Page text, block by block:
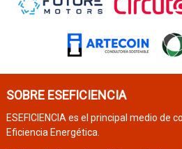
SOBRE ESEFICIENCIA
ESEFICIENCIA es el principal medio de
Eficiencia Energética.